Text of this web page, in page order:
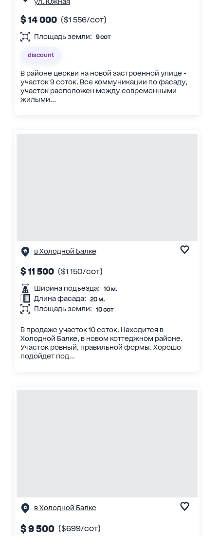
$ 14 000 ($1 556/сот)
Площадь земли: 9 сот
discount
В районе церкви на новой застроенной улице -
участок 9 соток. Все коммуникации по фасаду,
участок расположен между современными
жилыми...
в Холодной Балке
$ 11 500 ($1 150/сот)
Ширина подъезда: 10 м.
Длина фасада: 20 м.
Площадь земли: 10 сот
В продаже участок 10 соток. Находится в
Холодной Балке, в новом коттеджном районе.
Участок ровный, правильной формы. Хорошо
подойдет под...
в Холодной Балке
$ 9 500 ($699/сот)